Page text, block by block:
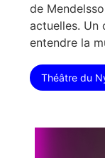
de
actuelles. Un
entendre la
Théâtre du